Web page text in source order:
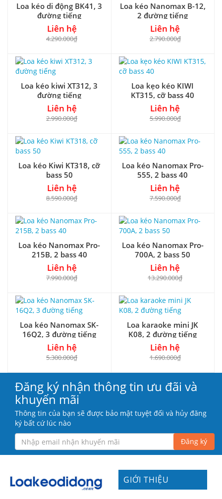
Loa kéo di động BK41, 3
đường tiếng
Liên hệ
4.290.000₫
Loa kéo Nanomax B-12,
2 đường tiếng
Liên hệ
2.790.000₫
Loa kéo kiwi XT312, 3
đường tiếng
Liên hệ
2.990.000₫
Loa kẹo kéo KIWI
KT315, cỡ bass 40
Liên hệ
5.990.000₫
Loa kéo Kiwi KT318, cỡ
bass 50
Liên hệ
8.590.000₫
Loa kéo Nanomax Pro-
555, 2 bass 40
Liên hệ
7.590.000₫
Loa kéo Nanomax Pro-
215B, 2 bass 40
Liên hệ
7.990.000₫
Loa kéo Nanomax Pro-
700A, 2 bass 50
Liên hệ
13.290.000₫
Loa kéo Nanomax SK-
16Q2, 3 đường tiếng
Liên hệ
5.300.000₫
Loa karaoke mini JK
K08, 2 đường tiếng
Liên hệ
1.690.000₫
Đăng ký nhận thông tin ưu đãi và
khuyến mãi
Thông tin của bạn sẽ được bảo mật tuyệt đối và hủy đăng
ký bất cứ lúc nào
Đăng ký
GIỚI THIỆU